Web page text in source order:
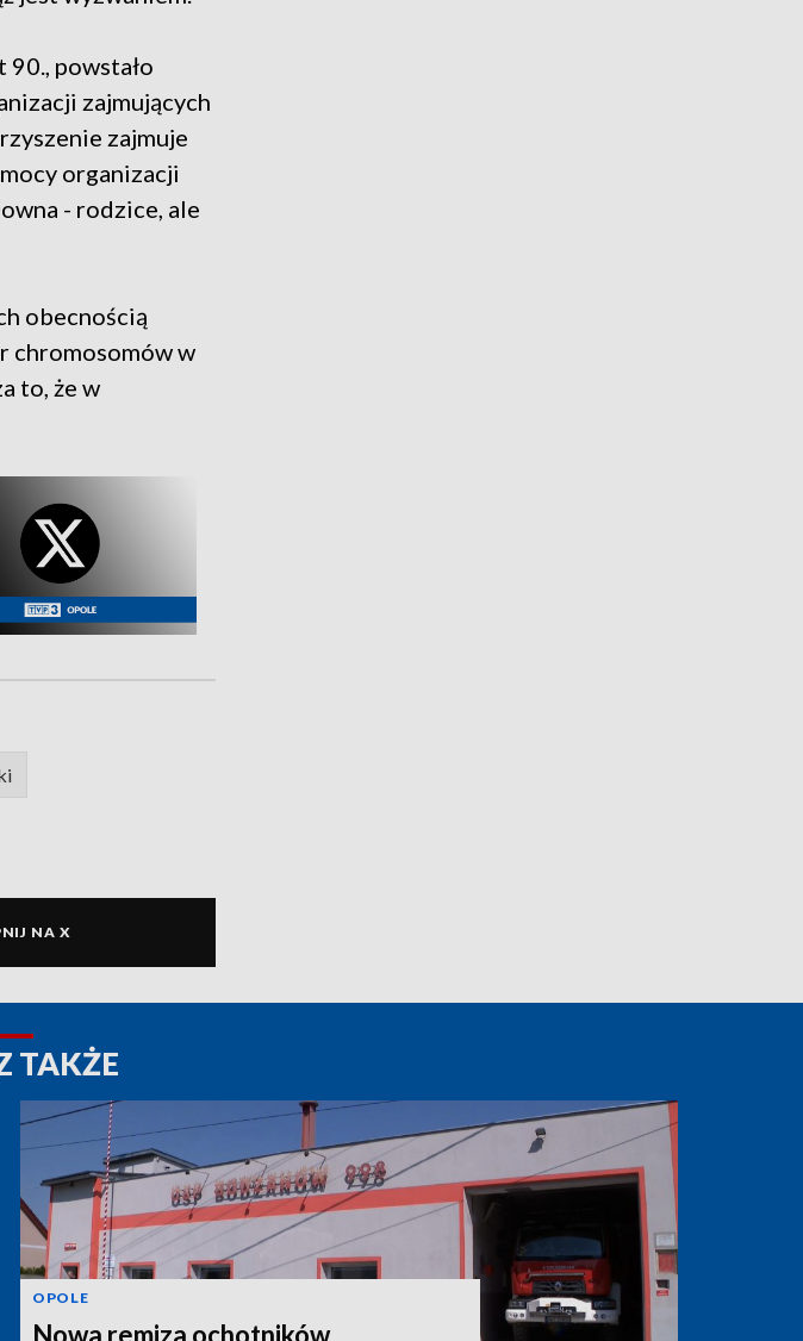
powstało
zajmujących
zajmuje
organizacji
- rodzice, ale
obecnością
chromosomów w
to, że w
NA X
TAKŻE
OPOLE
Nowa remiza ochotników